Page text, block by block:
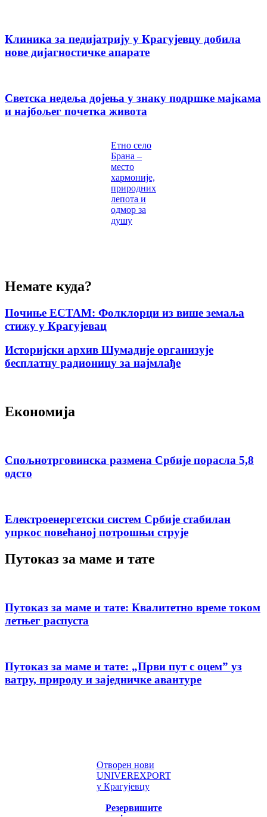
Клиника за педијатрију у Крагујевцу добила
нове дијагностичке апарате
Светска недеља дојења у знаку подршке мајкама
и најбољег почетка живота
Етно село
Брана –
место
хармоније,
природних
лепота и
одмор за
душу
Немате куда?
Почиње ЕСТАМ: Фолклорци из више земаља
стижу у Крагујевац
Историјски архив Шумадије организује
бесплатну радионицу за најмлађе
Економија
Спољнотрговинска размена Србије порасла 5,8
одсто
Електроенергетски систем Србије стабилан
упркос повећаној потрошњи струје
Путоказ за маме и тате
Путоказ за маме и тате: Квалитетно време током
летњег распуста
Путоказ за маме и тате: „Први пут с оцемˮ уз
ватру, природу и заједничке авантуре
Отворен нови
UNIVEREXPORT
у Крагујевцу
Резервишите